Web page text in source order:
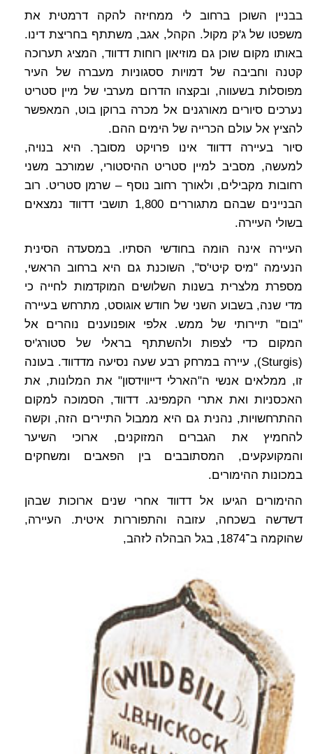
בבניין השוכן ברחוב לי ממחיזה להקה דרמטית את
משפטו של ג'ק מקול. הקהל, אגב, משתתף בחריצת דינו.
באותו מקום שוכן גם מוזיאון רוחות דדווד, המציג תערוכה
קטנה וחביבה של דמויות ססגוניות מעברה של העיר
מפוסלות בשעווה, ובקצהו הדרום מערבי של מיין סטריט
נערכים סיורים מאורגנים אל מכרה ברוקן בוט, המאפשר
להציץ אל עולם הכרייה של הימים ההם.
סיור בעיירה דדווד אינו פרויקט מסובך. היא בנויה,
למעשה, מסביב למיין סטריט ההיסטורי, שמורכב משני
רחובות מקבילים, ולאורך רחוב נוסף – שרמן סטריט. רוב
הבניינים שבהם מתגוררים 1,800 תושבי דדווד נמצאים
בשולי העיירה.
העיירה אינה הומה בחודשי הסתיו. במסעדה הסינית
הנעימה "מיס קיטי'ס", השוכנת גם היא ברחוב הראשי,
מספרת מלצרית בשנות השלושים המוקדמות לחייה כי
מדי שנה, בשבוע השני של חודש אוגוסט, מתרחש בעיירה
"בום" תיירותי של ממש. אלפי אופנוענים נוהרים אל
המקום כדי לצפות ולהשתתף בראלי של סטורג'יס
(Sturgis), עיירה במרחק רבע שעה נסיעה מדדווד. בעונה
זו, ממלאים אנשי ה"הארלי דייווידסון" את המלונות, את
האכסניות ואת אתרי הקמפינג. דדווד, הסמוכה למקום
ההתרחשויות, נהנית גם היא ממבול התיירים הזה, וקשה
להחמיץ את הגברים המזוקנים, ארוכי השיער
והמקועקעים, המסתובבים בין הפאבים ומשחקים
במכונות ההימורים.
ההימורים הגיעו אל דדווד אחרי שנים ארוכות שבהן
דשדשה בשכחה, עזובה והתפוררות איטית. העיירה,
שהוקמה ב־1874, בגל הבהלה לזהב,